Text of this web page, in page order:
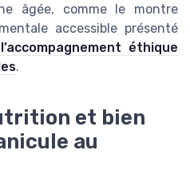
âgée, comme le montre
accessible présenté
éthique
.
et bien
au